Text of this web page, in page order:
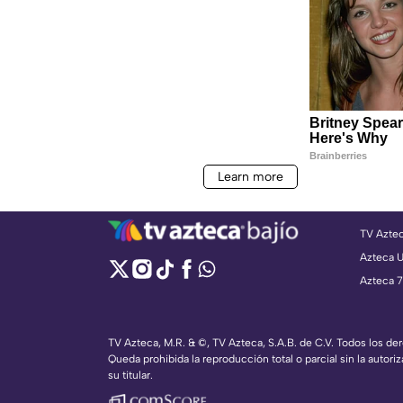
TV
Azteca
Azteca 7
TV Azteca, M.R. & ©, TV Azteca, S.A.B. de C.V. Todos los
Queda prohibida la reproducción total o parcial sin la
su titular.